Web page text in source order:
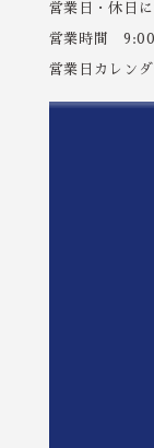
営業日・休日
営業時間
営業日カレンダ